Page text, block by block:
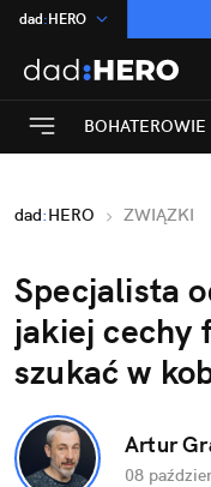
dad:HERO
:Temat
INN:Poland
ASZ:dziennik
Rozrywka
BOHATEROWIE
dad:HERO ZWIĄZKI
Specjalista
jakiej cechy
szukać w
Artur
08